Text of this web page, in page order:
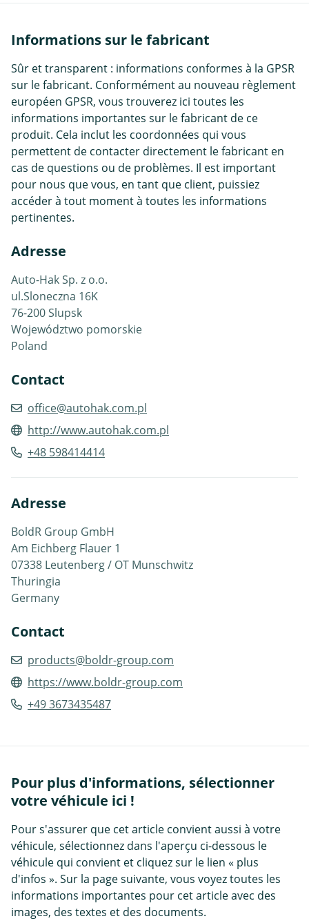
Informations sur le fabricant
Sûr et transparent : informations conformes à la GPSR
sur le fabricant. Conformément au nouveau règlement
européen GPSR, vous trouverez ici toutes les
informations importantes sur le fabricant de ce
produit. Cela inclut les coordonnées qui vous
permettent de contacter directement le fabricant en
cas de questions ou de problèmes. Il est important
pour nous que vous, en tant que client, puissiez
accéder à tout moment à toutes les informations
pertinentes.
Adresse
Auto-Hak Sp. z o.o.
ul.Sloneczna 16K
76-200 Slupsk
Województwo pomorskie
Poland
Contact
office@autohak.com.pl
http://www.autohak.com.pl
+48 598414414
Adresse
BoldR Group GmbH
Am Eichberg Flauer 1
07338 Leutenberg / OT Munschwitz
Thuringia
Germany
Contact
products@boldr-group.com
https://www.boldr-group.com
+49 3673435487
Pour plus d'informations, sélectionner
votre véhicule ici !
Pour s'assurer que cet article convient aussi à votre
véhicule, sélectionnez dans l'aperçu ci-dessous le
véhicule qui convient et cliquez sur le lien « plus
d'infos ». Sur la page suivante, vous voyez toutes les
informations importantes pour cet article avec des
images, des textes et des documents.